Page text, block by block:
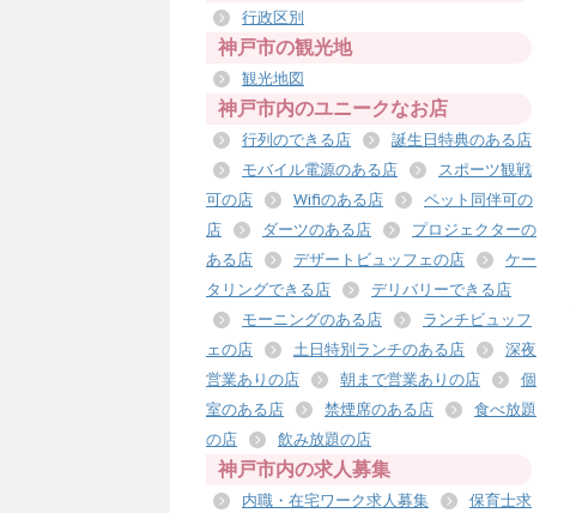
行政区別
神戸市の観光地
観光地図
神戸市内のユニークなお店
行列のできる店
誕生日特典のある店
モバイル電源のある店
スポーツ観戦
可の店
Wifiのある店
ペット同伴可の
店
ダーツのある店
プロジェクターの
ある店
デザートビュッフェの店
ケー
タリングできる店
デリバリーできる店
モーニングのある店
ランチビュッフ
ェの店
土日特別ランチのある店
深夜
営業ありの店
朝まで営業ありの店
個
室のある店
禁煙席のある店
食べ放題
の店
飲み放題の店
神戸市内の求人募集
内職・在宅ワーク求人募集
保育士求